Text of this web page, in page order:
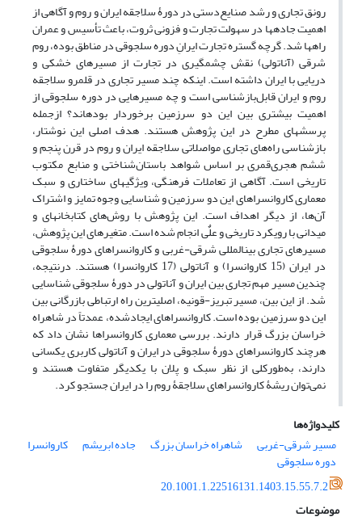
رونق تجاری و رشد صنایع‌دستی در دورۀ سلاجقه ایران و روم و آگاهی از
اهمیت جاده­ها در سهولت تجارت و فزونی ثروت، باعث تأسیس و عمران
راه­ها شد. گرچه گستره تجارت ایرانِ دوره سلجوقی در مناطق بوده، روم
شرقی (آناتولی) نقش چشمگیری در تجارت از مسیرهای خشکی و
دریایی با ایران داشته است. اینکه چند مسیر تجاری در قلمرو سلاجقه
روم و ایران قابل‌بازشناسی است و چه مسیرهایی در دوره سلجوقی از
اهمیت بیشتری بین این دو سرزمین برخوردار بوده­اند؟ ازجمله
پرسش­های مطرح در این پژوهش هستند. هدف اصلی این نوشتار،
بازشناسی راه‌های تجاری مواصلاتی سلاجقه ایران و روم در قرن پنجم و
ششم هجری‌قمری بر اساس شواهد باستان‌شناختی و منابع مکتوب
تاریخی است. آگاهی از تعاملات فرهنگی، ویژگی­های ساختاری و سبک
معماری کاروانسراهای این دو سرزمین و شناسایی وجوه تمایز و اشتراک
آن‌ها، از دیگر اهداف است. این پژوهش با روش‌های کتابخانه­ای و
میدانی با رویکرد تاریخی و علٌی انجام شده است. متغیرهای این پژوهش،
مسیرهای تجاری بین­المللی شرقی-غربی و کاروانسراهای دورۀ سلجوقی
در ایران (15 کاروانسرا) و آناتولی (17 کاروانسرا) هستند. درنتیجه،
چندین مسیر مهم تجاری بین ایران و آناتولی در دورۀ سلجوقی شناسایی
شد. از این بین، مسیر تبریز-قونیه، اصلی­ترین راه ارتباطی بازرگانی بین
این دو سرزمین بوده است. کاروانسراهای ایجادشده، عمدتاً در شاهراه
خراسان بزرگ قرار دارند. بررسی معماری کاروانسراها نشان داد که
هرچند کاروانسراهای دورۀ سلجوقی در ایران و آناتولی کاربری یکسانی
دارند، به‌طورکلی از نظر سبک و پلان با یکدیگر متفاوت هستند و
نمی‌توان ریشۀ کاروانسراهای سلاجقۀ روم را در ایران جستجو کرد.
کلیدواژه‌ها
مسیر شرقی-غربی
شاهراه خراسان بزرگ جاده ابریشم کاروانسرا
دوره سلجوقی
20.1001.1.22516131.1403.15.55.7.2
موضوعات